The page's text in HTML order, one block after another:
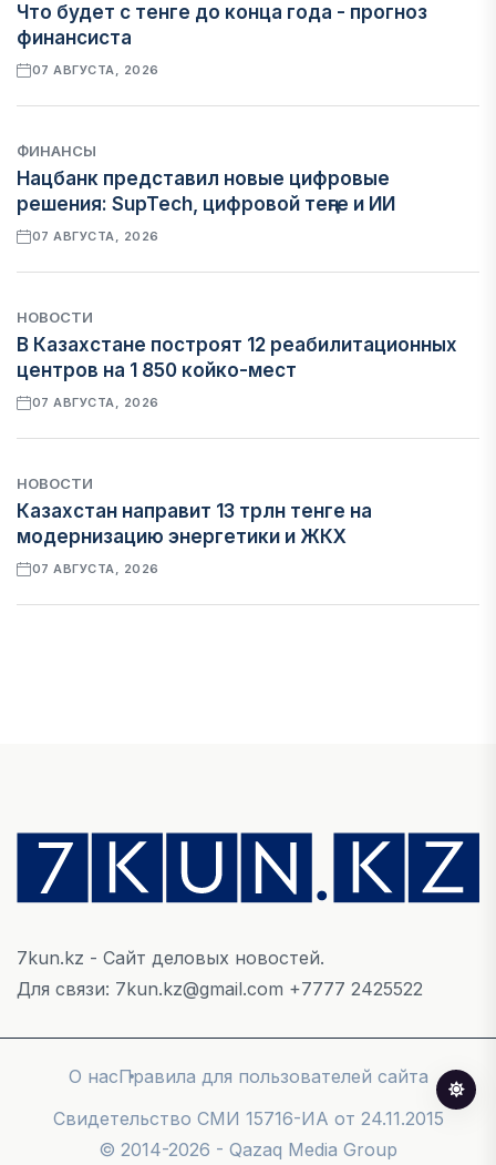
Что будет с тенге до конца года - прогноз
финансиста
07 АВГУСТА, 2026
ФИНАНСЫ
Нацбанк представил новые цифровые
решения: SupTech, цифровой теңге и ИИ
07 АВГУСТА, 2026
НОВОСТИ
В Казахстане построят 12 реабилитационных
центров на 1 850 койко-мест
07 АВГУСТА, 2026
НОВОСТИ
Казахстан направит 13 трлн тенге на
модернизацию энергетики и ЖКХ
07 АВГУСТА, 2026
Денежно-кредитная политика влияет не
только на спрос, но и на предложение труда
07 АВГУСТА, 2026
НОВОСТИ
обратились в Генеральную прокуратуру
07 АВГУСТА, 2026
7kun.kz - Сайт деловых новостей.
Для связи: 7kun.kz@gmail.com +7777 2425522
О насПравила для пользователей сайта
Cвидетельство СМИ 15716-ИА от 24.11.2015
© 2014-2026 - Qazaq Media Group